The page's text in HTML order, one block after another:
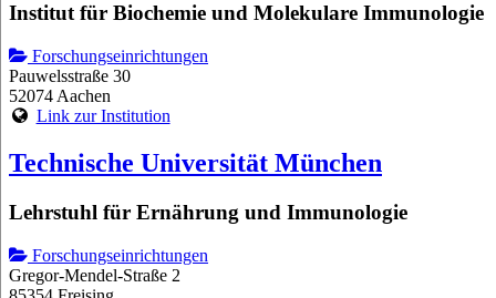
Institut für Biochemie und Molekulare Immunologie
Forschungseinrichtungen
Pauwelsstraße 30
52074 Aachen
Link zur Institution
Technische Universität München
Lehrstuhl für Ernährung und Immunologie
Forschungseinrichtungen
Gregor-Mendel-Straße 2